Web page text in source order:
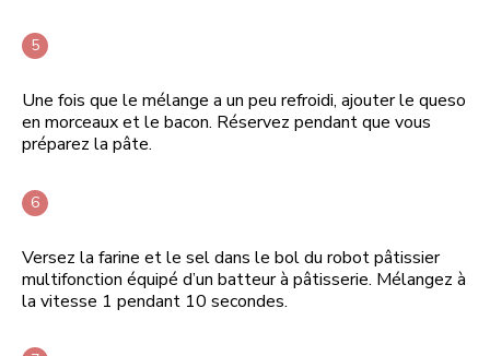
Une fois que le mélange a un peu refroidi, ajouter le queso
en morceaux et le bacon. Réservez pendant que vous
préparez la pâte.
Versez la farine et le sel dans le bol du robot pâtissier
multifonction équipé d’un batteur à pâtisserie. Mélangez à
la vitesse 1 pendant 10 secondes.